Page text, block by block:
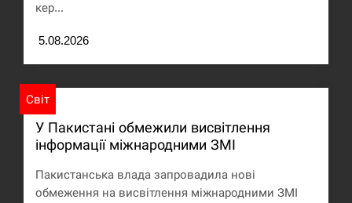
левиці
11:23
есть пострадавшие
кер...
5.08.2026
Світ
У Пакистані обмежили висвітлення
інформації міжнародними ЗМІ
Пакистанська влада запровадила нові
обмеження на висвітлення міжнародними ЗМІ